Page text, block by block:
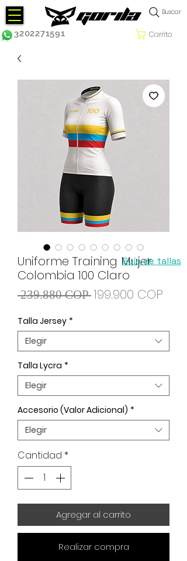
Carrito
3202271591
Buscar
Uniforme Training Mujer
Colombia 100 Claro
239.880 COP Precio
199.900 COP
Talla Jersey *
Elegir
Talla Lycra *
Elegir
Accesorio (Valor Adicional) *
Elegir
Cantidad *
Agregar al carrito
Realizar compra
Guía de tallas